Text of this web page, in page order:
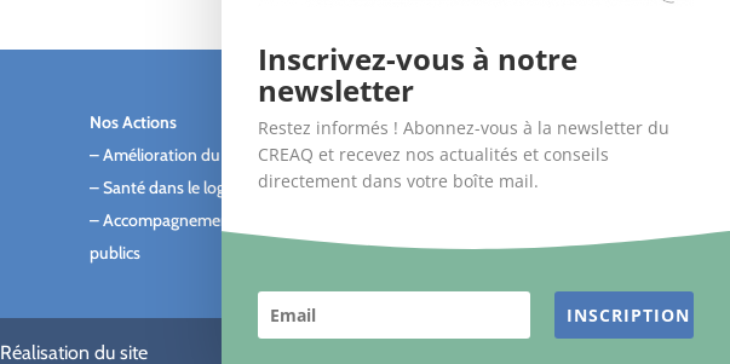
Nos Actions
–Amélioration du bâti
–Santé dans le logement
–Accompagnement des
publics
Suivez-nous !
Réalisation du site
Inscrivez-vous à notre
newsletter
Restez informés ! Abonnez-vous à la newsletter du
CREAQ et recevez nos actualités et conseils
directement dans votre boîte mail.
INSCRIPTION